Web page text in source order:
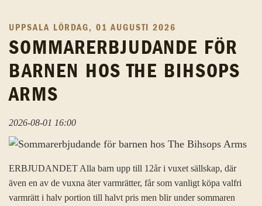
UPPSALA LÖRDAG, 01 AUGUSTI 2026
SOMMARERBJUDANDE FÖR
BARNEN HOS THE BIHSOPS
ARMS
2026-08-01 16:00
ERBJUDANDET Alla barn upp till 12år i vuxet sällskap, där
även en av de vuxna äter varmrätter, får som vanligt köpa valfri
varmrätt i halv portion till halvt pris men blir under sommaren